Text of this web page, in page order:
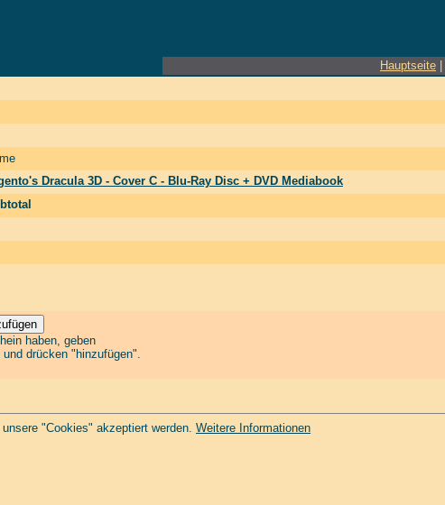
Hauptseite
Dracula 3D - Cover C - Blu-Ray Disc + DVD Mediabook
haben, geben
drücken "hinzufügen".
"Cookies" akzeptiert werden. Weitere Informationen